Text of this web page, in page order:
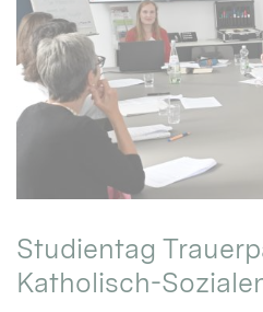
Studientag
Katholisch-